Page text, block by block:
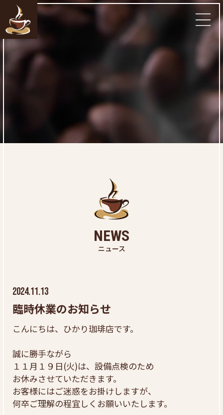
NEWS
ニュース
2024.11.13
臨時休業のお知らせ
こんにちは、ひかり珈琲店です。
誠に勝手ながら
１１月１９日(火)は、設備点検のため
お休みさせていただきます。
お客様にはご迷惑をお掛けしますが、
何卒ご理解の程宜しくお願いいたします。